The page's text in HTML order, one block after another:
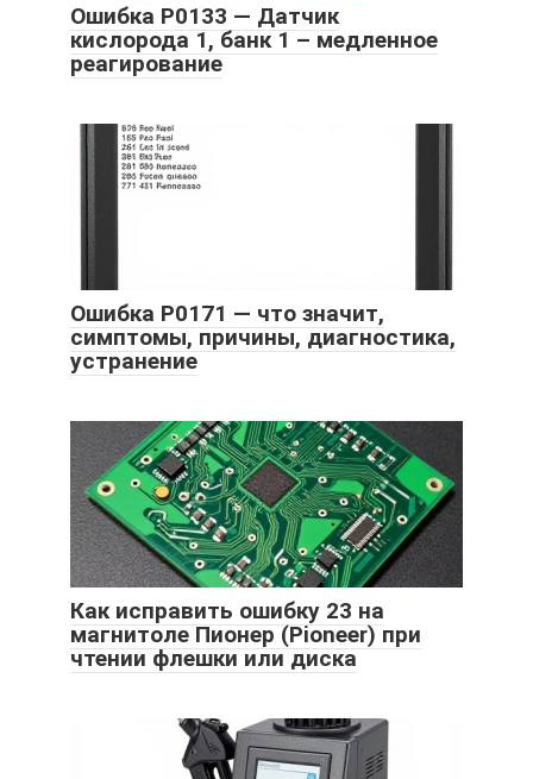
Ошибка P0133 — Датчик
кислорода 1, банк 1 – медленное
реагирование
Ошибка P0171 — что значит,
симптомы, причины, диагностика,
устранение
Как исправить ошибку 23 на
магнитоле Пионер (Pioneer) при
чтении флешки или диска